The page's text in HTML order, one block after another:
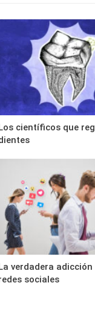
científicos que
La verdadera adicción
sociales